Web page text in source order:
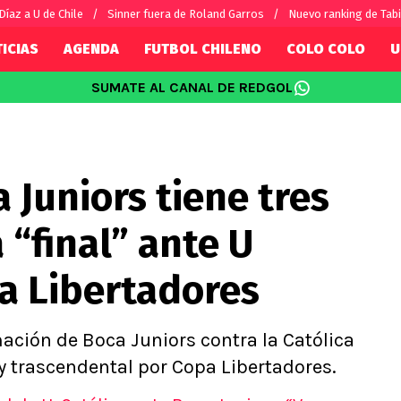
a U de Chile Sinner fuera de Roland Garros Nuevo ranking de
por el mundo
Fútbol Argentino
Fútbol Brasileño
Conference
Ligue 1
AGENDA FUTBOL CHILENO COLO COLO
SUMATE AL CANAL DE REDGOL
Juniors tiene tres
ante U
Libertadores
de Boca Juniors contra la Católica
trascendental por Copa Libertadores.